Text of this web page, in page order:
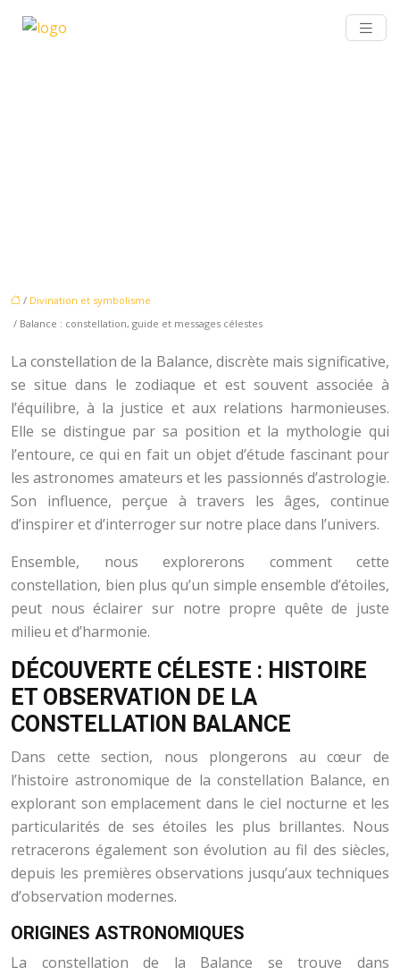
/ Divination et symbolisme
/ Balance : constellation, guide et messages célestes
La constellation de la Balance, discrète mais significative,
se situe dans le zodiaque et est souvent associée à
l’équilibre, à la justice et aux relations harmonieuses.
Elle se distingue par sa position et la mythologie qui
l’entoure, ce qui en fait un objet d’étude fascinant pour
les astronomes amateurs et les passionnés d’astrologie.
Son influence, perçue à travers les âges, continue
d’inspirer et d’interroger sur notre place dans l’univers.
Ensemble, nous explorerons comment cette
constellation, bien plus qu’un simple ensemble d’étoiles,
peut nous éclairer sur notre propre quête de juste
milieu et d’harmonie.
DÉCOUVERTE CÉLESTE : HISTOIRE
ET OBSERVATION DE LA
CONSTELLATION BALANCE
Dans cette section, nous plongerons au cœur de
l’histoire astronomique de la constellation Balance, en
explorant son emplacement dans le ciel nocturne et les
particularités de ses étoiles les plus brillantes. Nous
retracerons également son évolution au fil des siècles,
depuis les premières observations jusqu’aux techniques
d’observation modernes.
ORIGINES ASTRONOMIQUES
La constellation de la Balance se trouve dans